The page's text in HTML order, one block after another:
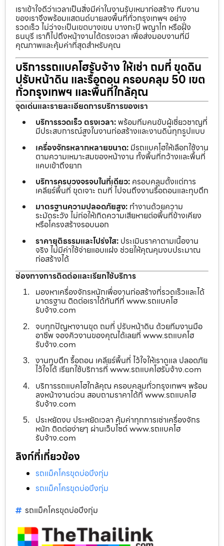
เราเข้าใจดีว่าเวลาเป็นสิ่งมีค่าในงานรับเหมาก่อสร้าง ทีมงาน
ของเราจึงพร้อมแสตนด์บายลงพื้นที่ทั่วกรุงเทพฯ อย่าง
รวดเร็ว ไม่ว่าจะเป็นเขตบางเขน บางกะปิ พญาไท หรือฝั่ง
ธนบุรี เราก็ไปถึงหน้างานได้ตรงเวลา เพื่อส่งมอบงานที่มี
คุณภาพและคุ้มค่าที่สุดสำหรับคุณ
บริการรถแบคโฮรับจ้าง ให้เช่า ถมที่ ขุดดิน
ปรับหน้าดิน และรื้อถอน ครอบคลุม 50 เขต
ทั่วกรุงเทพฯ และพื้นที่ใกล้คุณ
จุดเด่นและรายละเอียดการบริการของเรา
บริการรวดเร็ว ตรงเวลา:พร้อมทีมคนขับผู้เชี่ยวชาญที่
มีประสบการณ์สูงในงานก่อสร้างและงานดินทุกรูปแบบ
เครื่องจักรหลากหลายขนาด: มีรถแบคโฮให้เลือกใช้งาน
ตามความเหมาะสมของหน้างาน ทั้งพื้นที่กว้างและพื้นที่
แคบเข้าถึงยาก
บริการครบวงจรจบในที่เดียว: ครอบคลุมตั้งแต่การ
เคลียร์พื้นที่ ขุดเจาะ ถมที่ ไปจนถึงงานรื้อถอนและทุบตึก
มาตรฐานความปลอดภัยสูง: ทำงานด้วยความ
ระมัดระวัง ไม่ก่อให้เกิดความเสียหายต่อพื้นที่ข้างเคียง
หรือโครงสร้างรอบนอก
ราคายุติธรรมและโปร่งใส: ประเมินราคาตามเนื้องาน
จริง ไม่มีค่าใช้จ่ายแอบแฝง ช่วยให้คุณคุมงบประมาณ
ก่อสร้างได้
ช่องทางการติดต่อและเรียกใช้บริการ
มองหาเครื่องจักรหนักเพื่องานก่อสร้างที่รวดเร็วและได้
มาตรฐาน ติดต่อเราได้ทันทีที่ www.รถแบคโฮ
รับจ้าง.com
จบทุกปัญหางานขุด ถมที่ ปรับหน้าดิน ด้วยทีมงานมือ
อาชีพ จองคิวงานของคุณได้เลยที่ www.รถแบคโฮ
รับจ้าง.com
งานทุบตึก รื้อถอน เคลียร์พื้นที่ ไว้ใจให้เราดูแล ปลอดภัย
ไว้ใจได้ เรียกใช้บริการที่ www.รถแบคโฮรับจ้าง.com
บริการรถแบคโฮใกล้คุณ ครอบคลุมทั่วกรุงเทพฯ พร้อม
ลงหน้างานด่วน สอบถามราคาได้ที่ www.รถแบคโฮ
รับจ้าง.com
ประหยัดงบ ประหยัดเวลา คุ้มค่าทุกการเช่าเครื่องจักร
หนัก ติดต่อง่ายๆ ผ่านเว็บไซต์ www.รถแบคโฮ
รับจ้าง.com
ลิงก์ที่เกี่ยวข้อง
รถแม็คโครขุดบ่อบึงกุ่ม
รถแม็คโครขุดบ่อบึงกุ่ม
รถแม็คโครขุดบ่อบึงกุ่ม